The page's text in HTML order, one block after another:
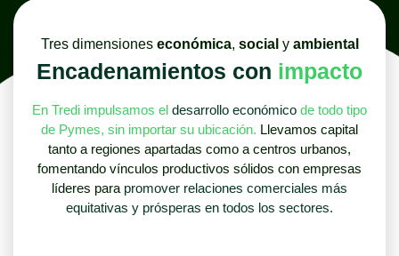
Tres dimensiones económica, social y ambiental
Encadenamientos con impacto
En Tredi impulsamos el desarrollo económico de todo tipo
de Pymes, sin importar su ubicación. Llevamos capital
tanto a regiones apartadas como a centros urbanos,
fomentando vínculos productivos sólidos con empresas
líderes para promover relaciones comerciales más
equitativas y prósperas en todos los sectores.